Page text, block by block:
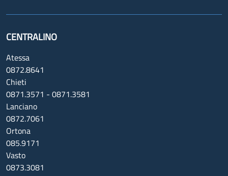
CENTRALINO
Atessa
0872.8641
Chieti
0871.3571 - 0871.3581
Lanciano
0872.7061
Ortona
085.9171
Vasto
0873.3081